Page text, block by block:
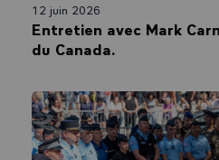
12 juin 2026
Entretien avec Mark
du Canada.